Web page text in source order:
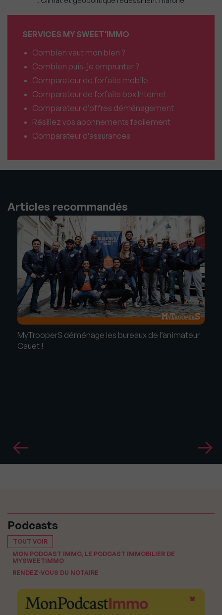
SERVICES MY SWEET'IMMO
Combien vaut mon bien ?
Combien puis-je emprunter ?
Comparateur de forfaits mobile
Comparateur de forfaits box Internet
Comparateur d’offres déménagement
Résiliez vos abonnements facilement
Comparateur d’assurances
Articles recommandés
MyTrooperS déménage les bureaux de l’animateur
Cauet !
Podcasts
TOUT VOIR
MON PODCAST IMMO, LE PODCAST IMMOBILIER DE
MYSWEETIMMO
RENDEZ-VOUS DU NOTAIRE